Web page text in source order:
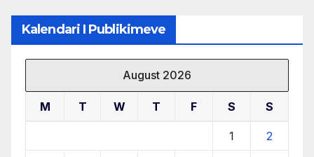
Kalendari I Publikimeve
August 2026
M T W T F S S
1 2